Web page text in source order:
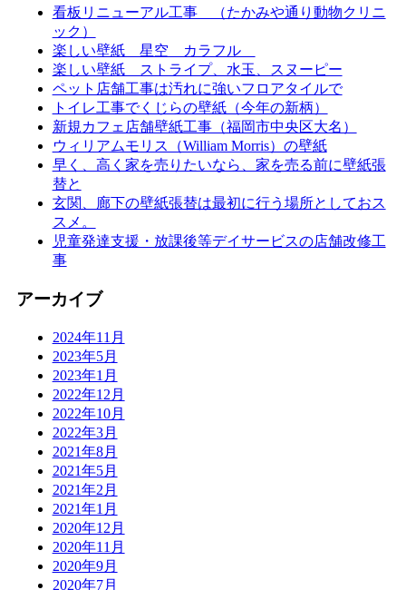
看板リニューアル工事 （たかみや通り動物クリニ
ック）
楽しい壁紙 星空 カラフル
楽しい壁紙 ストライプ、水玉、スヌーピー
ペット店舗工事は汚れに強いフロアタイルで
トイレ工事でくじらの壁紙（今年の新柄）
新規カフェ店舗壁紙工事（福岡市中央区大名）
ウィリアムモリス（William Morris）の壁紙
早く、高く家を売りたいなら、家を売る前に壁紙張
替と
玄関、廊下の壁紙張替は最初に行う場所としておス
スメ。
児童発達支援・放課後等デイサービスの店舗改修工
事
アーカイブ
2024年11月
2023年5月
2023年1月
2022年12月
2022年10月
2022年3月
2021年8月
2021年5月
2021年2月
2021年1月
2020年12月
2020年11月
2020年9月
2020年7月